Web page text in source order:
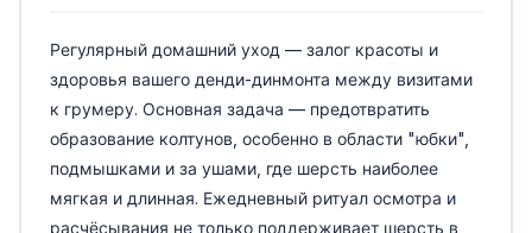
Регулярный домашний уход — залог красоты и
здоровья вашего денди-динмонта между визитами
к грумеру. Основная задача — предотвратить
образование колтунов, особенно в области "юбки",
подмышками и за ушами, где шерсть наиболее
мягкая и длинная. Ежедневный ритуал осмотра и
расчёсывания не только поддерживает шерсть в